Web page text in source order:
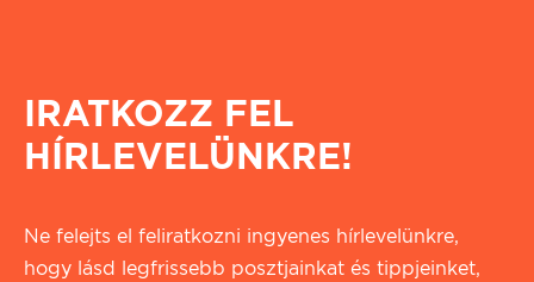
IRATKOZZ FEL
HÍRLEVELÜNKRE!
Ne felejts el feliratkozni ingyenes hírlevelünkre,
hogy lásd legfrissebb posztjainkat és tippjeinket,